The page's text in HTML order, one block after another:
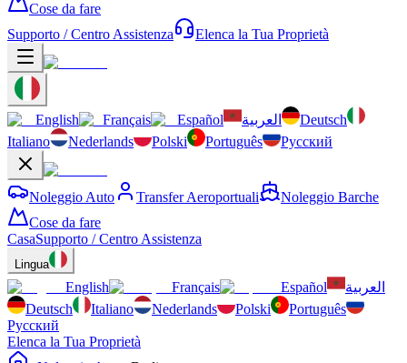
Cose da fare
Supporto / Centro Assistenza
Elenca la Tua Proprietà
English Français Español العربية
Deutsch
Italiano
Nederlands Polski Português Русский
Noleggio Auto Transfer Aeroportuali
Noleggio Barche
Cose da fare
CasaSupporto / Centro Assistenza
Lingua
English Français Español
العربية
Deutsch
Italiano Nederlands Polski
Português
Русский
Elenca la Tua Proprietà